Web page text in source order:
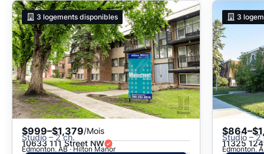
3 logements disponibles
$999–$1,379/Mois
Studio – 2 ch.
10633 111 Street NW
Edmonton, AB · Hilton Manor
3
Studio – 2
11325
Edmonton,